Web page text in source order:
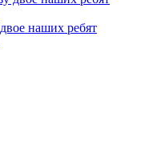
наших ребят